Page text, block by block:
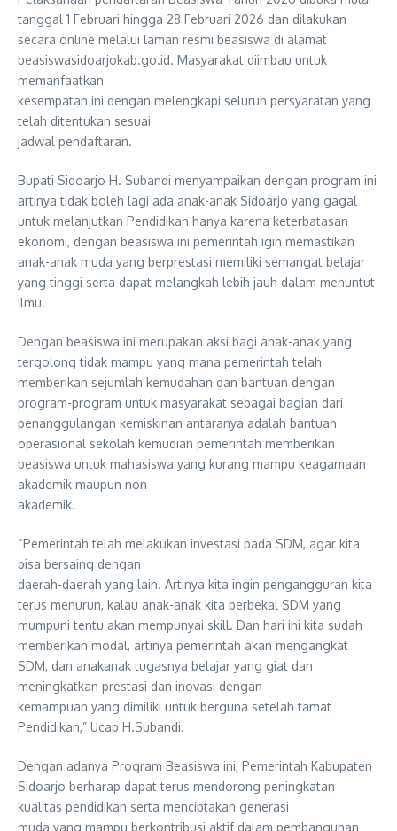
tanggal 1 Februari hingga 28 Februari 2026 dan dilakukan
secara online melalui laman resmi beasiswa di alamat
beasiswasidoarjokab.go.id. Masyarakat diimbau untuk
memanfaatkan
kesempatan ini dengan melengkapi seluruh persyaratan yang
telah ditentukan sesuai
jadwal pendaftaran.
Bupati Sidoarjo H. Subandi menyampaikan dengan program ini
artinya tidak boleh lagi ada anak-anak Sidoarjo yang gagal
untuk melanjutkan Pendidikan hanya karena keterbatasan
ekonomi, dengan beasiswa ini pemerintah igin memastikan
anak-anak muda yang berprestasi memiliki semangat belajar
yang tinggi serta dapat melangkah lebih jauh dalam menuntut
ilmu.
Dengan beasiswa ini merupakan aksi bagi anak-anak yang
tergolong tidak mampu yang mana pemerintah telah
memberikan sejumlah kemudahan dan bantuan dengan
program-program untuk masyarakat sebagai bagian dari
penanggulangan kemiskinan antaranya adalah bantuan
operasional sekolah kemudian pemerintah memberikan
beasiswa untuk mahasiswa yang kurang mampu keagamaan
akademik maupun non
akademik.
“Pemerintah telah melakukan investasi pada SDM, agar kita
bisa bersaing dengan
daerah-daerah yang lain. Artinya kita ingin pengangguran kita
terus menurun, kalau anak-anak kita berbekal SDM yang
mumpuni tentu akan mempunyai skill. Dan hari ini kita sudah
memberikan modal, artinya pemerintah akan mengangkat
SDM, dan anakanak tugasnya belajar yang giat dan
meningkatkan prestasi dan inovasi dengan
kemampuan yang dimiliki untuk berguna setelah tamat
Pendidikan,” Ucap H.Subandi.
Dengan adanya Program Beasiswa ini, Pemerintah Kabupaten
Sidoarjo berharap dapat terus mendorong peningkatan
kualitas pendidikan serta menciptakan generasi
muda yang mampu berkontribusi aktif dalam pembangunan